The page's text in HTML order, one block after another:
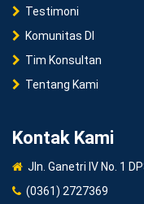
Testimoni
Komunitas DI
Tim Konsultan
Tentang Kami
Kontak Kami
Jln. Ganetri IV No. 1
(0361) 2727369